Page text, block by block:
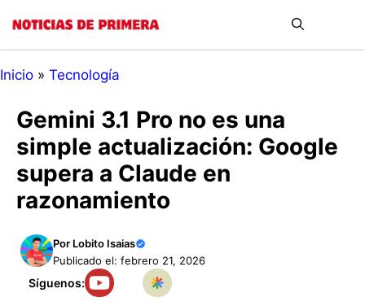
contenido
Inicio » Tecnología
Gemini 3.1 Pro no es una
simple actualización: Google
supera a Claude en
razonamiento
Por Lobito Isaias
Publicado el: febrero 21, 2026
Síguenos: